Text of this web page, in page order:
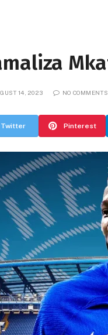
14, 2023 NO COMMENTS
Twitter Pinterest